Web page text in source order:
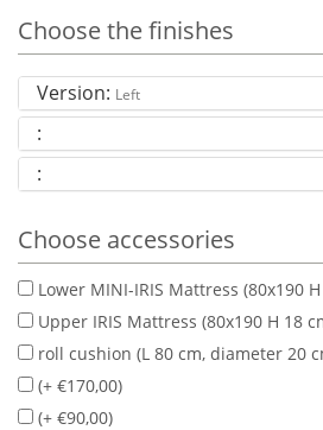
Choose the finishes
Version: Left
:
:
Choose accessories
Lower MINI-IRIS Mattress (80x190
Upper IRIS Mattress (80x190 H 18
roll cushion (L 80 cm, diameter 20
(+ €170,00)
(+ €90,00)